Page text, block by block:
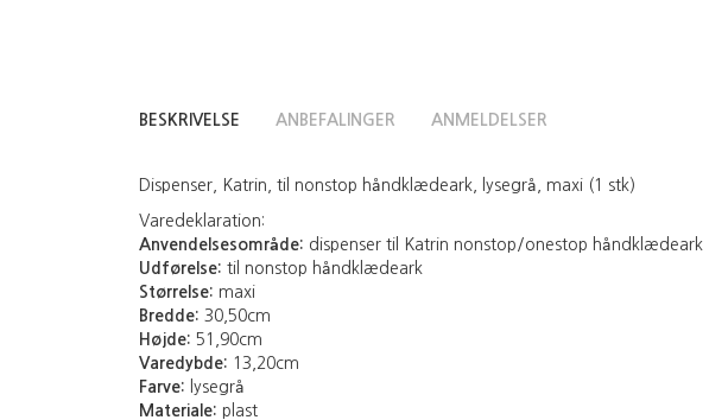
BESKRIVELSE ANBEFALINGER ANMELDELSER
Dispenser, Katrin, til nonstop håndklædeark, lysegrå, maxi (1 stk)
Varedeklaration:
Anvendelsesområde: dispenser til Katrin nonstop/onestop håndklædeark
Udførelse: til nonstop håndklædeark
Størrelse: maxi
Bredde: 30,50cm
Højde: 51,90cm
Varedybde: 13,20cm
Farve: lysegrå
Materiale: plast